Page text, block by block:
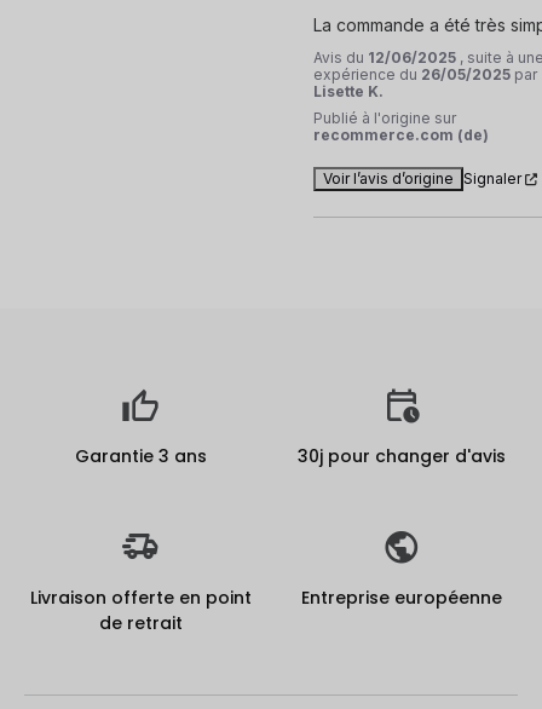
La commande a été très
Avis du 12/06/2025 , suite à
expérience du 26/05/2025 par
Lisette K.
Publié à l'origine sur
recommerce.com (de)
Voir l’avis d’origine Signaler
Garantie 3 ans 30j pour changer d'avis
Livraison offerte en point
de retrait
Entreprise européenne